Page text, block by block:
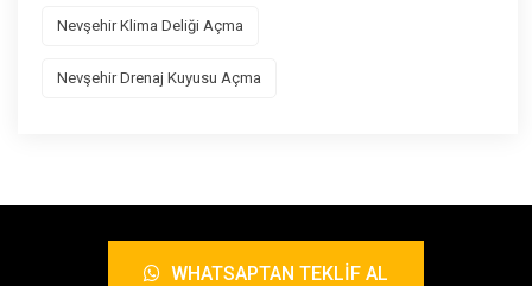
Nevşehir Klima Deliği Açma
Nevşehir Drenaj Kuyusu Açma
WHATSAPTAN TEKLIF AL